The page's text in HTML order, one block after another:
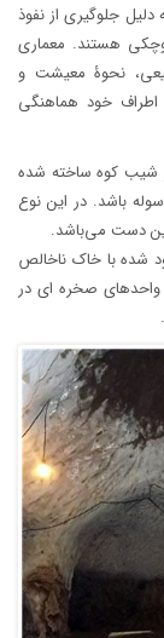
دلیل جلوگیری از نفوذ
هستند. معماری
نحوۀ معیشت و
اطراف خود هماهنگی
شیب کوه ساخته شده
باشد. در این نوع
دست می‌باشد.
شده با خاک ناخالص
واحدهای صخره ای در